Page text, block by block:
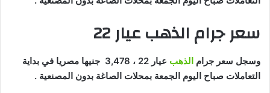
سعر جرام الذهب عيار 22
وسجل سعر جرام الذهب
عيار 22 ، 3,478 جنيها مصريا في بداية
التعاملات صباح اليوم الجمعة بمحلات الصاغة بدون المصنعية .